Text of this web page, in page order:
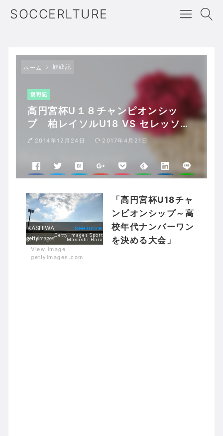
SOCCERLTURE
ホーム 観戦記
観戦記
高円宮杯U１８チャンピオンシッ
プ 柏レイソルU18 VS セレッソ大
阪U18
2014年12月24日 2017年4月21日
View image |
gettyimages.com
「高円宮杯U18チャ
ンピオンシップ～高
校年代ナンバーワン
を決める大会」